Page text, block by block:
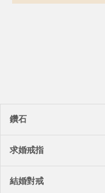
鑽石
求婚戒指
結婚對戒